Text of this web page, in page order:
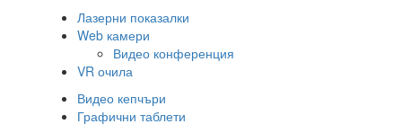
Лазерни показалки
Web камери
Видео конференция
VR очила
Видео кепчъри
Графични таблети